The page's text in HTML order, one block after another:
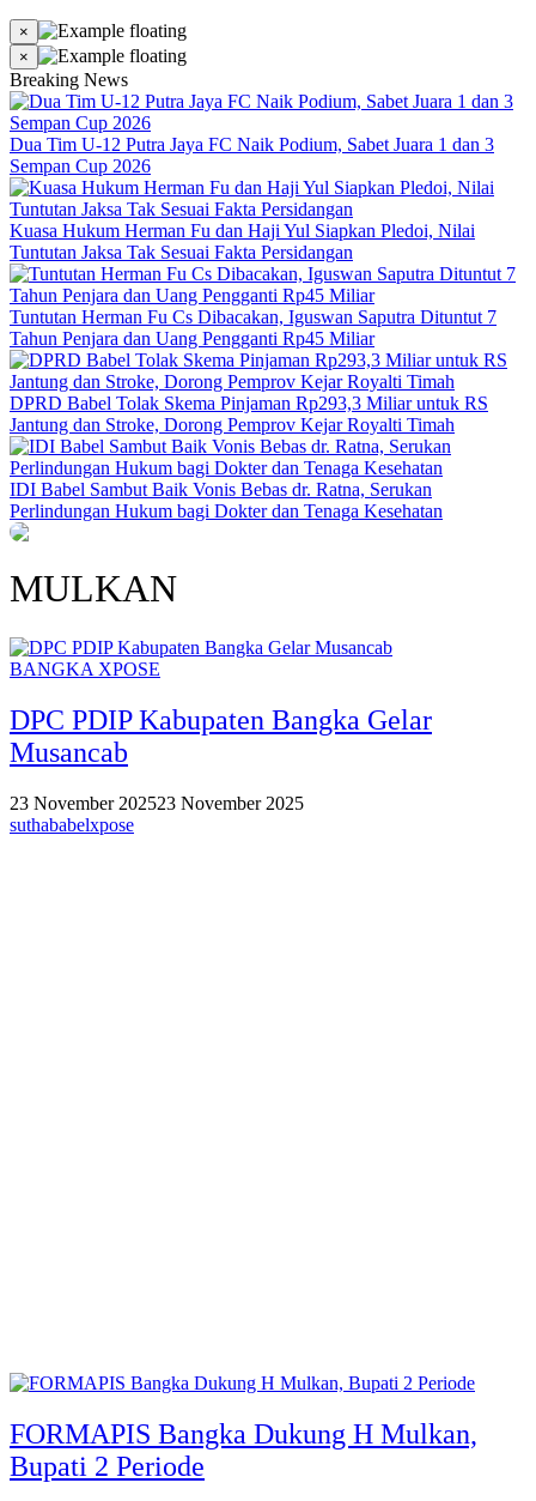
×
×
Breaking News
Dua Tim U-12 Putra Jaya FC Naik Podium, Sabet Juara 1 dan 3
Sempan Cup 2026
Kuasa Hukum Herman Fu dan Haji Yul Siapkan Pledoi, Nilai
Tuntutan Jaksa Tak Sesuai Fakta Persidangan
Tuntutan Herman Fu Cs Dibacakan, Iguswan Saputra Dituntut 7
Tahun Penjara dan Uang Pengganti Rp45 Miliar
DPRD Babel Tolak Skema Pinjaman Rp293,3 Miliar untuk RS
Jantung dan Stroke, Dorong Pemprov Kejar Royalti Timah
IDI Babel Sambut Baik Vonis Bebas dr. Ratna, Serukan
Perlindungan Hukum bagi Dokter dan Tenaga Kesehatan
MULKAN
BANGKA XPOSE
Musancab
suthababelxpose
Bupati 2 Periode